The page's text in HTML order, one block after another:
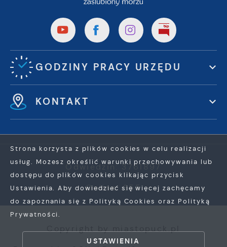
GODZINY PRACY URZĘDU
KONTAKT
Odwiedzin: 3761897
Online: 355
Strona korzysta z plików cookies w celu realizacji
usług. Możesz określić warunki przechowywania lub
dostępu do plików cookies klikając przycisk
Ustawienia. Aby dowiedzieć się więcej zachęcamy
do zapoznania się z Polityką Cookies oraz Polityką
Prywatności.
USTAWIENIA